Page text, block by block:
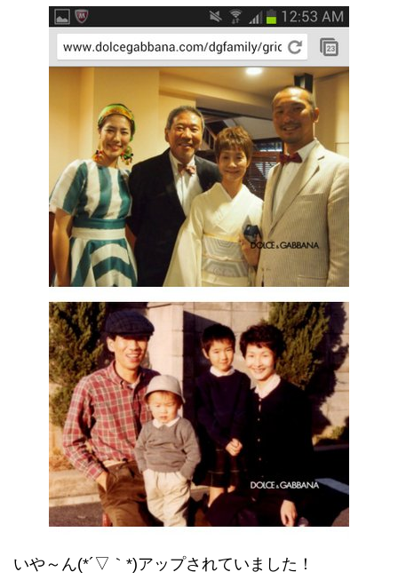
いや～ん(*´▽｀*)アップされていました！